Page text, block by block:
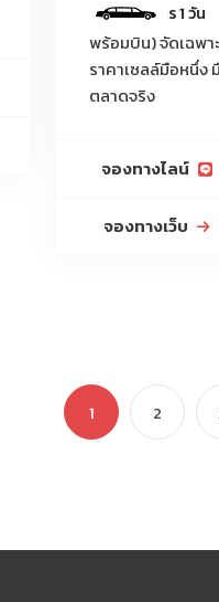
พร้อมบิน) จัดเฉพา
ราคาเซลล์มือหนึ่ง
ตลาดจริง
จองทางไลน์
จองทางเว็บ
1 2